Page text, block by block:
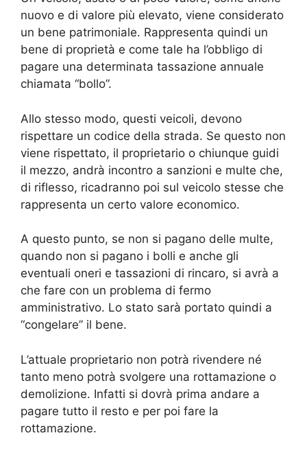
nuovo e di valore più elevato, viene considerato
un bene patrimoniale. Rappresenta quindi un
bene di proprietà e come tale ha l’obbligo di
pagare una determinata tassazione annuale
chiamata “bollo”.
Allo stesso modo, questi veicoli, devono
rispettare un codice della strada. Se questo non
viene rispettato, il proprietario o chiunque guidi
il mezzo, andrà incontro a sanzioni e multe che,
di riflesso, ricadranno poi sul veicolo stesse che
rappresenta un certo valore economico.
A questo punto, se non si pagano delle multe,
quando non si pagano i bolli e anche gli
eventuali oneri e tassazioni di rincaro, si avrà a
che fare con un problema di fermo
amministrativo. Lo stato sarà portato quindi a
“congelare” il bene.
L’attuale proprietario non potrà rivendere né
tanto meno potrà svolgere una rottamazione o
demolizione. Infatti si dovrà prima andare a
pagare tutto il resto e per poi fare la
rottamazione.